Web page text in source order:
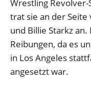
Wrestling
trat sie an der Seite
und Billie Starkz
Reibungen, da es
in Los Angeles
angesetzt war.